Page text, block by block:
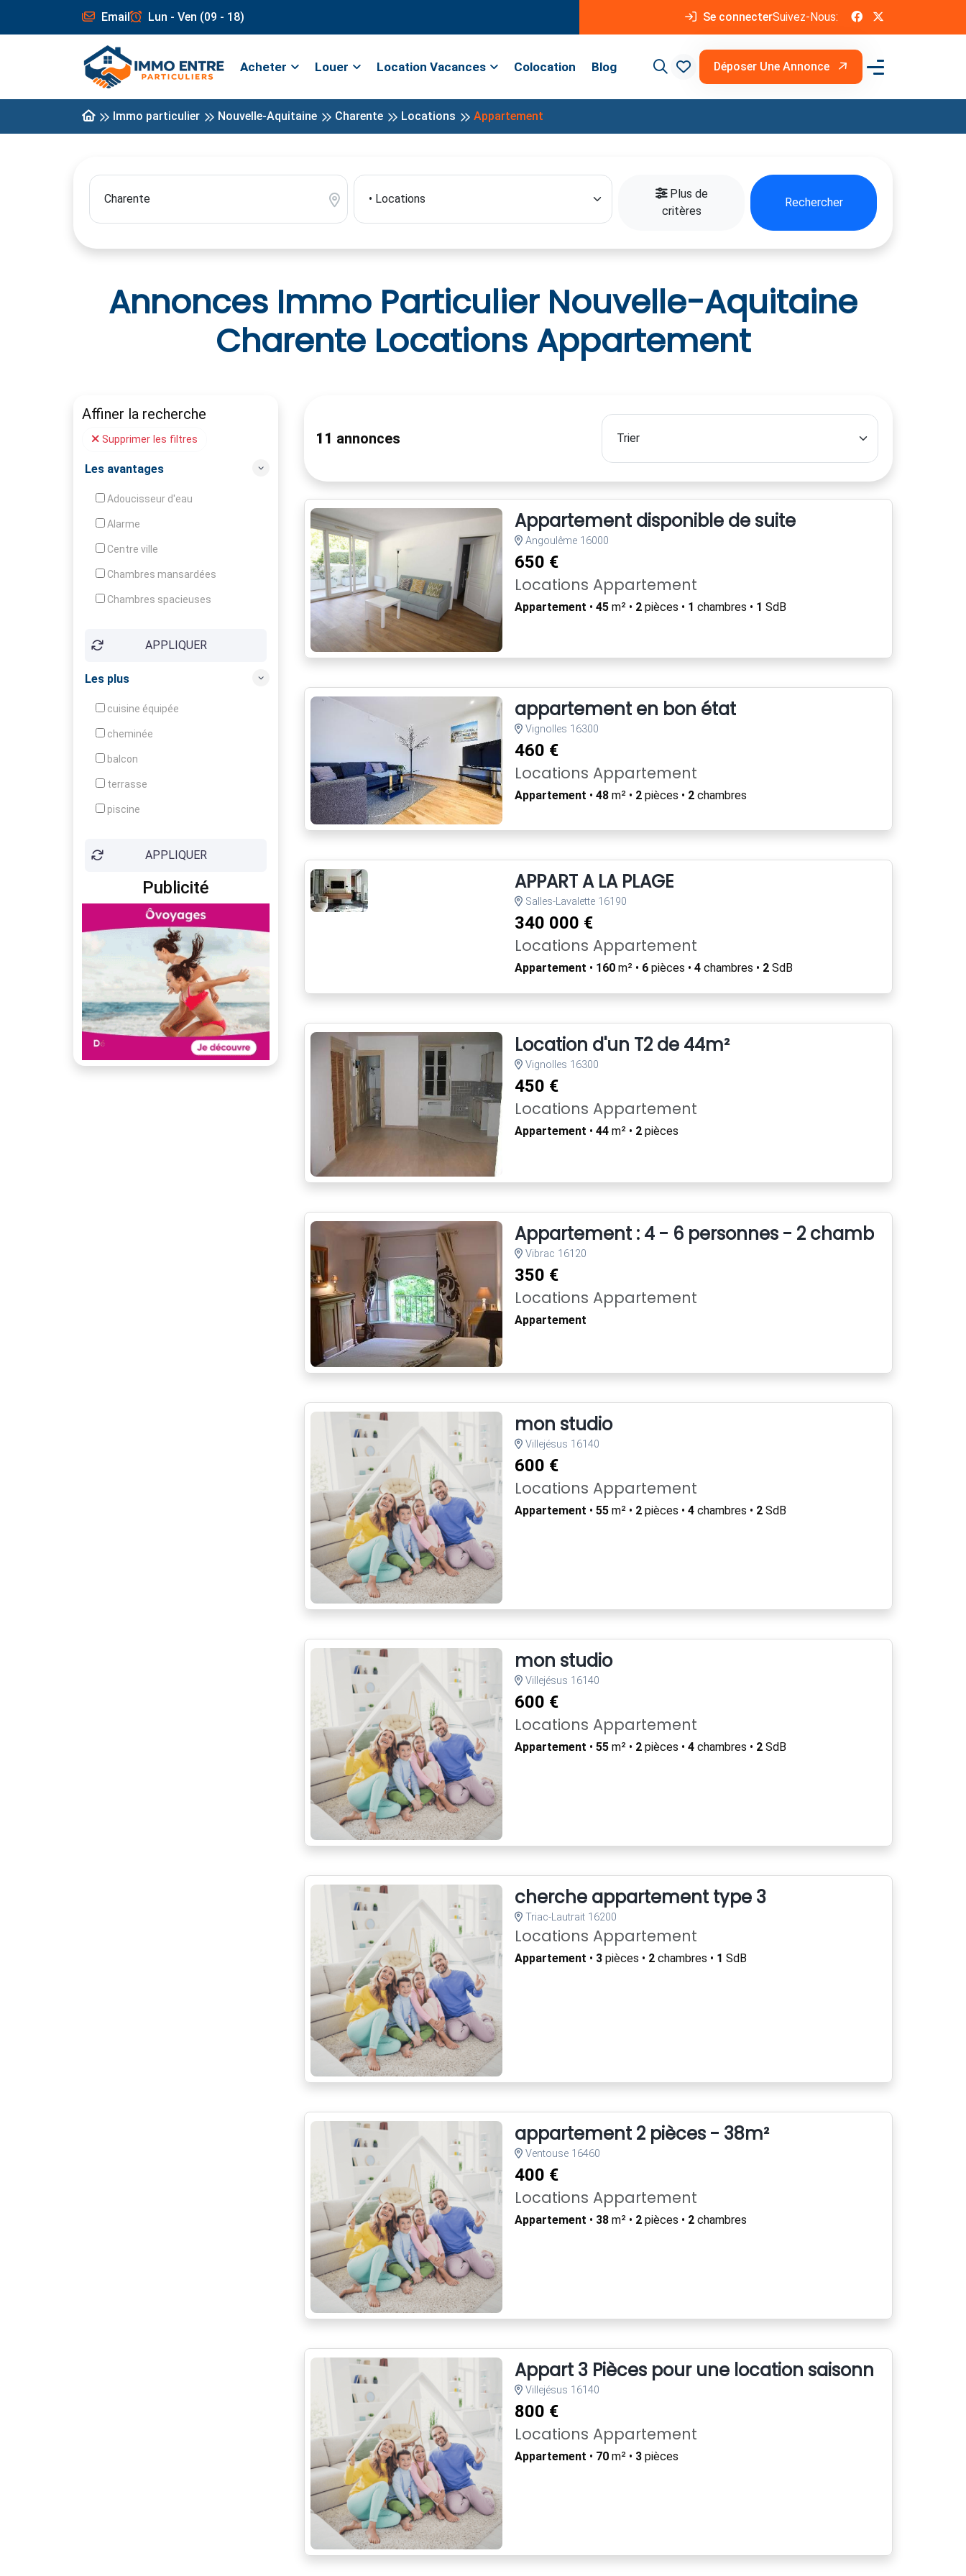
Email Lun - Ven (09 - 18) Se connecterSuivez-Nous:
Acheter Louer Location Vacances Colocation Blog Déposer Une Annonce
Immo particulier Nouvelle-Aquitaine Charente Locations Appartement
Plus de
critères
Rechercher
Annonces Immo Particulier Nouvelle-Aquitaine
Charente Locations Appartement
Affiner la recherche
Supprimer les filtres
Les avantages
Adoucisseur d'eau
Alarme
Centre ville
Chambres mansardées
Chambres spacieuses
Ensoleillé (e)
Entièrement rénové
Lumineux
Placards
Portail électrique
Proche commerces
Proche écoles
Proche Gare
Proche transport
APPLIQUER
Les plus
cuisine équipée
cheminée
balcon
terrasse
piscine
jardin
cour
plain pied
dernier étage
APPLIQUER
Publicité
11 annonces
Appartement disponible de suite
Angoulême 16000
650 €
Locations Appartement
Appartement • 45m² • 2pièces • 1 chambres • 1 SdB
appartement en bon état
Vignolles 16300
460 €
Locations Appartement
Appartement • 48m² • 2pièces • 2chambres
APPART A LA PLAGE
Salles-Lavalette 16190
340 000 €
Locations Appartement
Appartement • 160m² • 6pièces • 4chambres • 2SdB
Location d'un T2 de 44m²
Vignolles 16300
450 €
Locations Appartement
Appartement • 44m² • 2pièces
Appartement : 4 - 6 personnes - 2 chambre
Vibrac 16120
350 €
Locations Appartement
Appartement
mon studio
Villejésus 16140
600 €
Locations Appartement
Appartement • 55m² • 2pièces • 4chambres • 2SdB
mon studio
Villejésus 16140
600 €
Locations Appartement
Appartement • 55m² • 2pièces • 4chambres • 2SdB
cherche appartement type 3
Triac-Lautrait 16200
Locations Appartement
Appartement • 3pièces • 2chambres • 1 SdB
appartement 2 pièces - 38m²
Ventouse 16460
400 €
Locations Appartement
Appartement • 38m² • 2pièces • 2chambres
Appart 3 Pièces pour une location saisonniére
Villejésus 16140
800 €
Locations Appartement
Appartement • 70m² • 3pièces